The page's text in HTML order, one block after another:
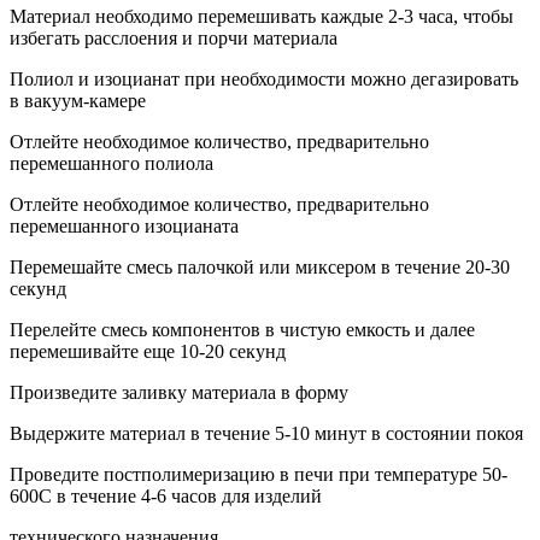
Материал необходимо перемешивать каждые 2-3 часа, чтобы
избегать расслоения и порчи материала
Полиол и изоцианат при необходимости можно дегазировать
в вакуум-камере
Отлейте необходимое количество, предварительно
перемешанного полиола
Отлейте необходимое количество, предварительно
перемешанного изоцианата
Перемешайте смесь палочкой или миксером в течение 20-30
секунд
Перелейте смесь компонентов в чистую емкость и далее
перемешивайте еще 10-20 секунд
Произведите заливку материала в форму
Выдержите материал в течение 5-10 минут в состоянии покоя
Проведите постполимеризацию в печи при температуре 50-
600С в течение 4-6 часов для изделий